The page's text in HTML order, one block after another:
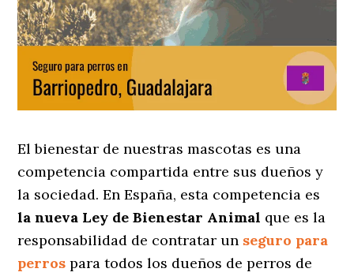
El bienestar de nuestras mascotas es una
competencia compartida entre sus dueños y
la sociedad. En España, esta competencia es
la nueva Ley de Bienestar Animal que es la
responsabilidad de contratar un seguro para
perros para todos los dueños de perros de